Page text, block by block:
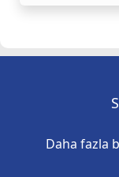
Daha fazla